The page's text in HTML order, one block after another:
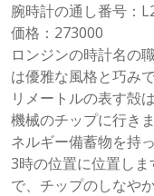
腕時計の通し番号：
価格：273000
ロンジンの時計名の
は優雅な風格と巧み
リメートルの表す殻
機械のチップに行き
ネルギー備蓄物を持
3時の位置に位置し
で、チップのしなや